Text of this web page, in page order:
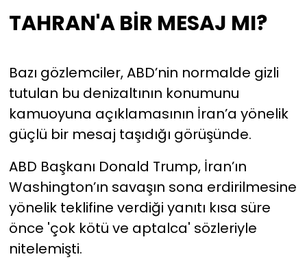
TAHRAN'A BİR MESAJ MI?
Bazı gözlemciler, ABD’nin normalde gizli
tutulan bu denizaltının konumunu
kamuoyuna açıklamasının İran’a yönelik
güçlü bir mesaj taşıdığı görüşünde.
ABD Başkanı Donald Trump, İran’ın
Washington’ın savaşın sona erdirilmesine
yönelik teklifine verdiği yanıtı kısa süre
önce 'çok kötü ve aptalca' sözleriyle
nitelemişti.